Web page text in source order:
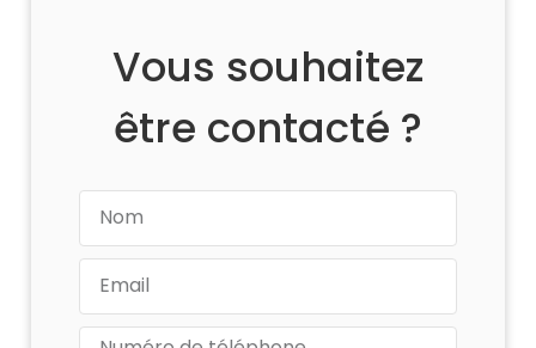
Vous souhaitez
être contacté ?